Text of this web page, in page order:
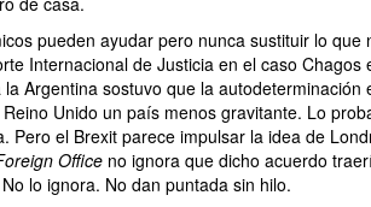
pueden ayudar pero nunca sustituir lo que
Internacional de Justicia en el caso Chagos
Argentina sostuvo que la autodeterminación
Unido un país menos gravitante. Lo
Pero el Brexit parece impulsar la idea de
Office no ignora que dicho acuerdo
lo ignora. No dan puntada sin hilo.